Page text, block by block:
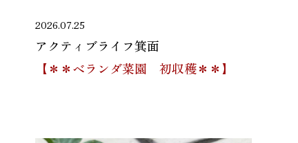
2026.07.25
アクティブライフ箕面
【＊＊ベランダ菜園 初収穫＊＊】